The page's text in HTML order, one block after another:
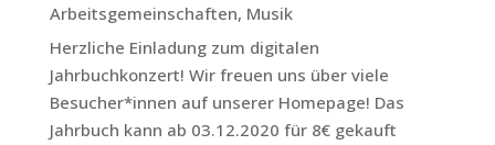
Arbeitsgemeinschaften, Musik
Herzliche Einladung zum digitalen
Jahrbuchkonzert! Wir freuen uns über viele
Besucher*innen auf unserer Homepage! Das
Jahrbuch kann ab 03.12.2020 für 8€ gekauft